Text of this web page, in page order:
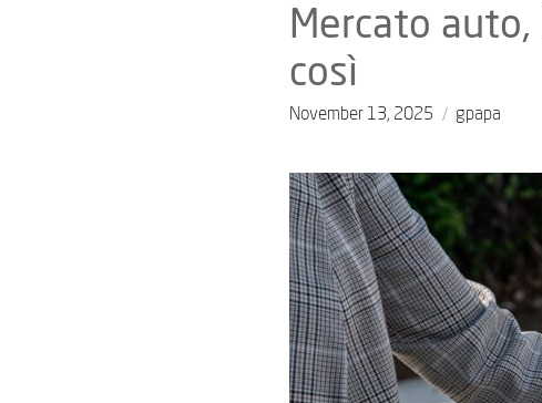
Mercato
così
November 13, 2025 gpapa